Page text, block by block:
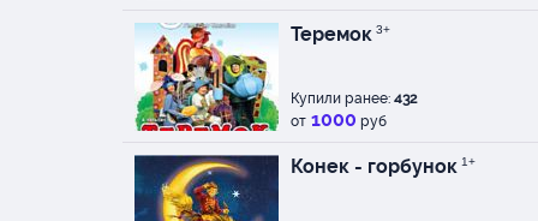
Теремок 3+
Купили ранее: 432
от 1000 руб
Конек - горбунок 1+